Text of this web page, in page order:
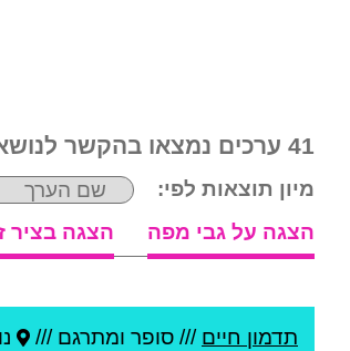
41 ערכים נמצאו בהקשר לנושא:
מיון תוצאות לפי:
הצגה על גבי מפה
הצגה בציר
תדמון חיים /// סופר ומתרגם ///